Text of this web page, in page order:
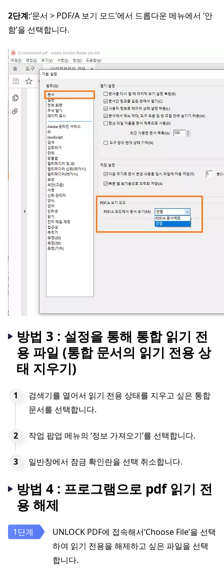
2단계:‘문서 > PDF/A 보기 모드’에서 드롭다운 메뉴에서 ‘안
함’을 선택합니다.
방법 3 : 설정을 통해 통합 읽기 전
용 파일 (통합 문서의 읽기 전용 상
태 지우기)
검색기를 열어서 읽기 전용 상태를 지우고 싶은 통합
문서를 선택합니다.
작업 팝업 메뉴의 ‘정보 가져오기’를 선택합니다.
일반창에서 잠금 확인란을 선택 취소합니다.
방법 4 : 프로그램으로 pdf 읽기 전
용 해제
UNLOCK PDF에 접속해서‘Choose File’을 선택
하여 읽기 전용을 해제하고 싶은 파일을 선택
합니다.